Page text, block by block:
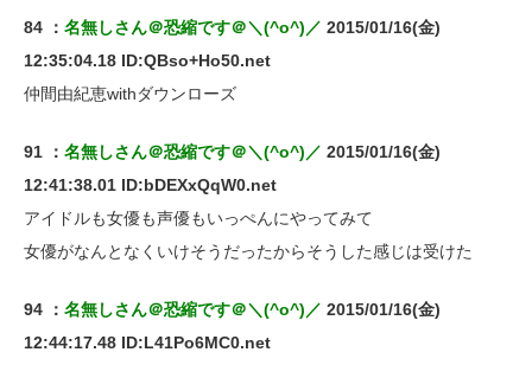
84 ： 名無しさん＠恐縮です＠＼(^o^)／ 2015/01/16(金)
12:35:04.18 ID:QBso+Ho50.net
仲間由紀恵withダウンローズ
91 ： 名無しさん＠恐縮です＠＼(^o^)／ 2015/01/16(金)
12:41:38.01 ID:bDEXxQqW0.net
アイドルも女優も声優もいっぺんにやってみて
女優がなんとなくいけそうだったからそうした感じは受けた
94 ： 名無しさん＠恐縮です＠＼(^o^)／ 2015/01/16(金)
12:44:17.48 ID:L41Po6MC0.net